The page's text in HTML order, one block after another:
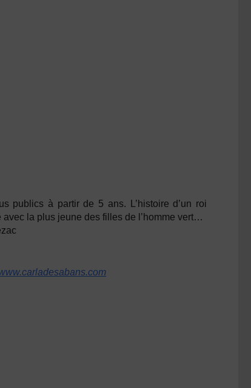
publics à partir de 5 ans. L’histoire d’un roi
avec la plus jeune des filles de l’homme vert…